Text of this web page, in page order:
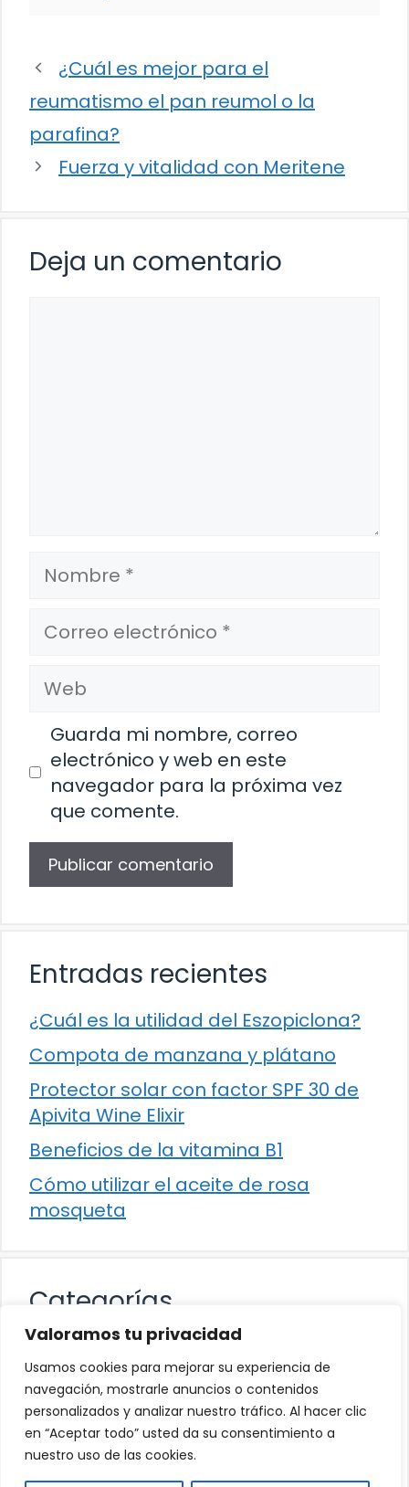
Valoramos tu privacidad
Usamos cookies para mejorar su experiencia de
navegación, mostrarle anuncios o contenidos
personalizados y analizar nuestro tráfico. Al hacer clic
en “Aceptar todo” usted da su consentimiento a
nuestro uso de las cookies.
¿Cuál es mejor para el
reumatismo el pan reumol o la
parafina?
Fuerza y vitalidad con Meritene
Deja un comentario
Nombre
Correo
electrónico
Web
Guarda mi nombre, correo
electrónico y web en este
navegador para la próxima vez
que comente.
Entradas recientes
¿Cuál es la utilidad del Eszopiclona?
Compota de manzana y plátano
Protector solar con factor SPF 30 de
Apivita Wine Elixir
Beneficios de la vitamina B1
Cómo utilizar el aceite de rosa
mosqueta
Categorías
Alimentación
Destacados
Hogar
Salud